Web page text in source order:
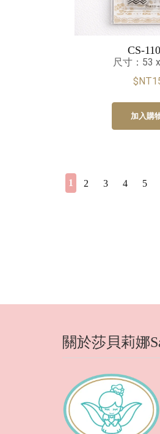
CS-
尺寸：53
加入購
1 2 3 4 5
關於莎貝莉娜